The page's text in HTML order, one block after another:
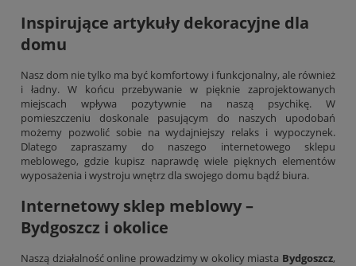
Inspirujące artykuły dekoracyjne dla
domu
Nasz dom nie tylko ma być komfortowy i funkcjonalny, ale również
i ładny. W końcu przebywanie w pięknie zaprojektowanych
miejscach wpływa pozytywnie na naszą psychikę. W
pomieszczeniu doskonale pasującym do naszych upodobań
możemy pozwolić sobie na wydajniejszy relaks i wypoczynek.
Dlatego zapraszamy do naszego internetowego sklepu
meblowego, gdzie kupisz naprawdę wiele pięknych elementów
wyposażenia i wystroju wnętrz dla swojego domu bądź biura.
Internetowy sklep meblowy –
Bydgoszcz i okolice
Naszą działalność online prowadzimy w okolicy miasta Bydgoszcz,